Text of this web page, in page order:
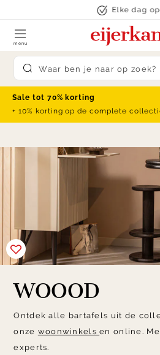
Elke dag
Submit search
menu
Sale tot 70% korting
+ 10% korting op de complete
WOOOD
Ontdek alle bartafels uit de
onze woonwinkelsen online.
experts.